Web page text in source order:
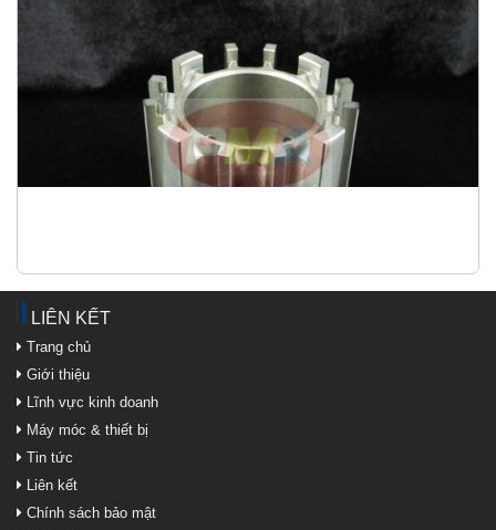
LIÊN KẾT
Trang chủ
Giới thiệu
Lĩnh vực kinh doanh
Máy móc & thiết bị
Tin tức
Liên kết
Chính sách bảo mật